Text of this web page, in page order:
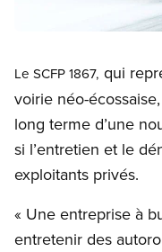
Le SCFP 1867, qui
voirie néo-
long terme d’une
si l’entretien et le
exploitants privés.
« Une entreprise à
entretenir des